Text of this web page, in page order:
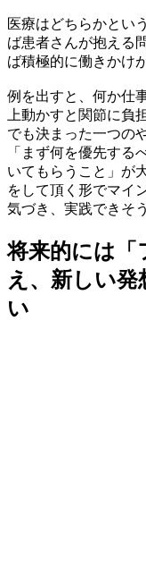
医療はどちらかとい
ば患者さんが抱える
ば積極的に働きかけ
例を出すと、何か仕
上動かすと関節に負
でも決まった一つの
「まず何を優先する
いてもらうこと」が
をして頂く形でマイ
気づき、実践できそ
将来的には「
え、新しい
い